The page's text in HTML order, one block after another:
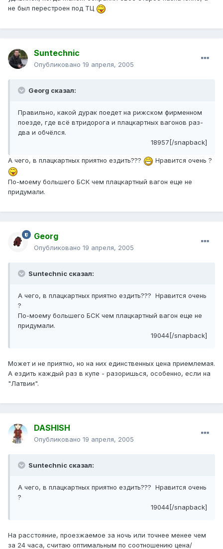
не был перестроен под ТЦ
Suntechnic
Опубликовано 19 апреля, 2005
Georg сказал:
Правильно, какой дурак поедет на рижском фирменном
поезде, где всё втридорога и плацкартных вагонов раз-
два и обчёлся.
18957[/snapback]
А чего, в плацкартных приятно ездить??? Нравится очень ?
По-моему большего БСК чем плацкартный вагон еще не
придумали.
Georg
Опубликовано 19 апреля, 2005
Suntechnic сказал:
А чего, в плацкартных приятно ездить??? Нравится очень
?
По-моему большего БСК чем плацкартный вагон еще не
придумали.
19044[/snapback]
Может и не приятно, но на них единственных цена приемлемая.
А ездить каждый раз в купе - разоришься, особенно, если на
"Латвии".
DASHISH
Опубликовано 19 апреля, 2005
Suntechnic сказал:
А чего, в плацкартных приятно ездить??? Нравится очень
?
19044[/snapback]
На расстояние, проезжаемое за ночь или точнее менее чем
за 24 часа, считаю оптимальным по соотношению цена/